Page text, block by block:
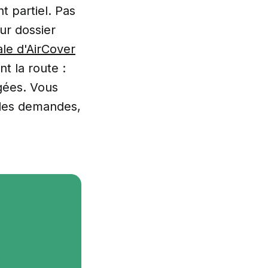
partiel. Pas
dossier
d'AirCover
la route :
Vous
demandes,